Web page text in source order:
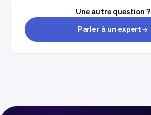
Une autre question ?
Parler à un expert